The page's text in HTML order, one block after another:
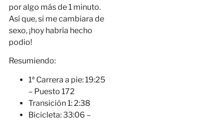
por algo más de 1 minuto.
Así que, si me cambiara de
sexo, ¡hoy habría hecho
podio!
Resumiendo:
1ª Carrera a pie: 19:25
– Puesto 172
Transición 1: 2:38
Bicicleta: 33:06 –